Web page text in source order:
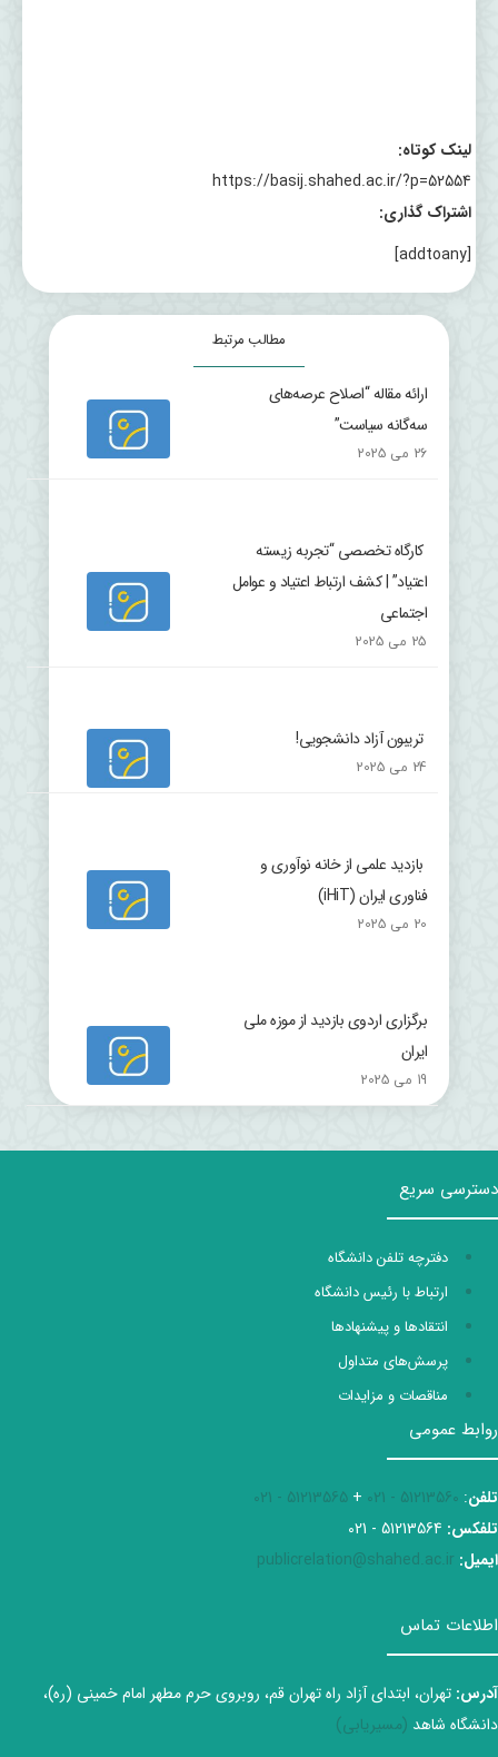
لینک کوتاه:
https://basij.shahed.ac.ir/?p=52554
اشتراک گذاری:
[addtoany]
مطالب مرتبط
ارائه مقاله “اصلاح عرصه‌های
سه‌گانه سیاست”
26 می 2025
کارگاه تخصصی “تجربه زیسته
اعتیاد” | کشف ارتباط اعتیاد و عوامل
اجتماعی
25 می 2025
تریبون آزاد دانشجویی!
24 می 2025
بازدید علمی از خانه نوآوری و
فناوری ایران (iHiT)
20 می 2025
برگزاری اردوی بازدید از موزه ملی
ایران
19 می 2025
دسترسی سریع
دفترچه تلفن دانشگاه
ارتباط با رئیس دانشگاه
انتقادها و پیشنهادها
پرسش‌های متداول
مناقصات و مزایدات
روابط عمومی
تلفن:
51213560 - 021
+
51213565 - 021
تلفکس:
ایمیل: publicrelation@shahed.ac.ir
اطلاعات تماس
آدرس: تهران، ابتدای آزاد راه تهران قم، روبروی حرم مطهر امام خمینی (ره)،
دانشگاه شاهد (مسیریابی)